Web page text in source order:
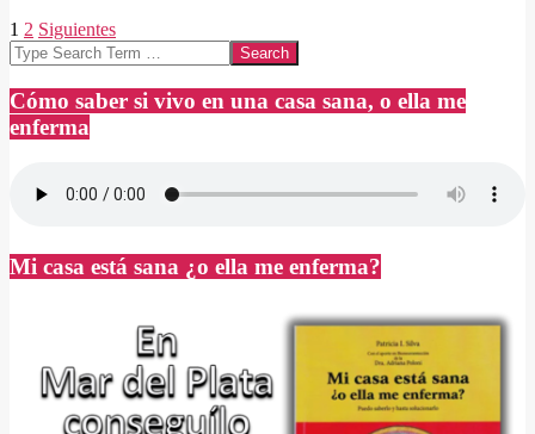
Paginación
de
entradas
1 2 Siguientes
Search
Cómo saber si vivo en una casa sana, o ella me
enferma
Mi casa está sana ¿o ella me enferma?